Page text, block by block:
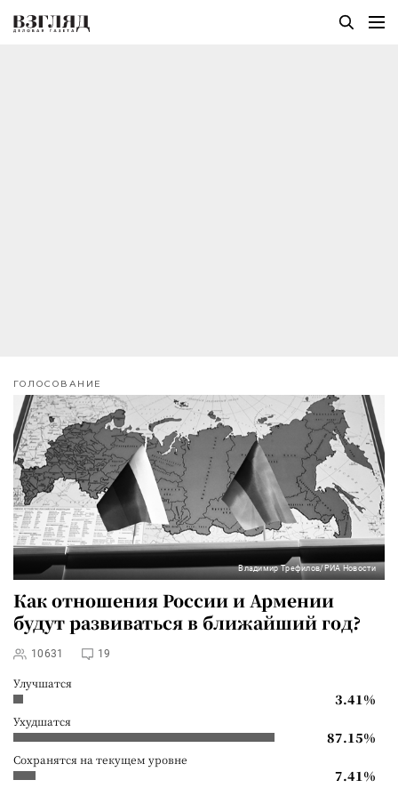
ГОЛОСОВАНИЕ
Владимир Трефилов/РИА Новости
Как отношения России и Армении
будут развиваться в ближайший год?
10631 19
Улучшатся
3.41%
Ухудшатся
87.15%
Сохранятся на текущем уровне
7.41%